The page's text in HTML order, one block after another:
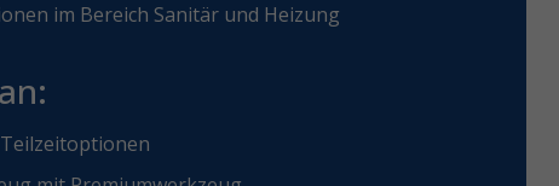
im Bereich Sanitär und Heizung